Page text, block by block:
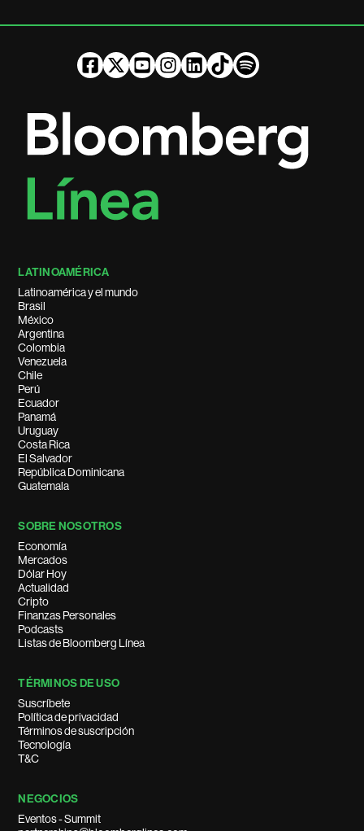
LATINOAMÉRICA
Latinoamérica y el mundo
Brasil
México
Argentina
Colombia
Venezuela
Chile
Perú
Ecuador
Panamá
Uruguay
Costa Rica
El Salvador
República Dominicana
Guatemala
SOBRE NOSOTROS
Economía
Mercados
Dólar Hoy
Actualidad
Cripto
Finanzas Personales
Podcasts
Listas de Bloomberg Línea
TÉRMINOS DE USO
Suscríbete
Política de privacidad
Términos de suscripción
Tecnología
T&C
NEGOCIOS
Eventos - Summit